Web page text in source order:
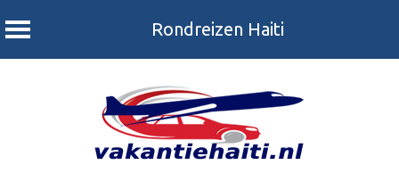
Rondreizen Haiti